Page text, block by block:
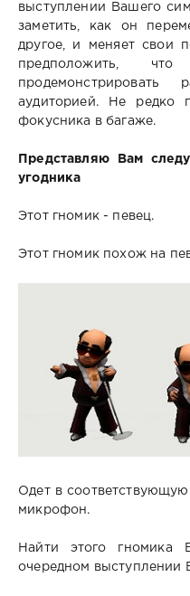
выступлении Вашего
заметить, как он
другое, и меняет свои
предположить,
аудиторией. Не редко
фокусника в багаже.
Представляю Вам
угодника
Этот гномик - певец.
Этот гномик похож на
Одет в
микрофон.
Найти этого гномика
очередном выступлении